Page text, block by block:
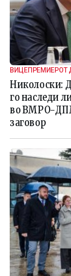
ВИЦЕПРЕМИЕРОТ
ВНАТРЕПАРТИСКИ
Николоски:
го наследи
во ВМРО-
заговор